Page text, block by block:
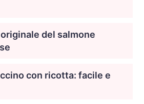
del salmone
con ricotta: facile e